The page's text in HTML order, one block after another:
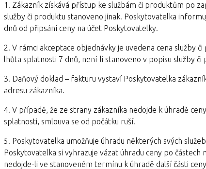
1. Zákazník získává přístup ke službám či produktům po
služby či produktu stanoveno jinak. Poskytovatelka
dnů od připsání ceny na účet Poskytovatelky.
2. V rámci akceptace objednávky je uvedena cena služby
lhůta splatnosti 7 dnů, není-li stanoveno v popisu služby či
3. Daňový doklad – fakturu vystaví Poskytovatelka
adresu zákazníka.
4. V případě, že ze strany zákazníka nedojde k úhradě
splatnosti, smlouva se od počátku ruší.
5. Poskytovatelka umožňuje úhradu některých svých
Poskytovatelka si vyhrazuje vázat úhradu ceny po
nedojde-li ve stanoveném termínu k úhradě další části